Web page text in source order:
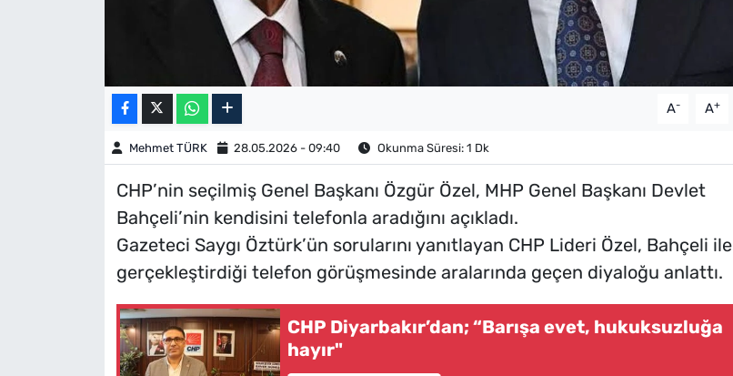
A- A+
Mehmet TÜRK 28.05.2026 - 09:40 Okunma Süresi: 1 Dk
CHP’nin seçilmiş Genel Başkanı Özgür Özel, MHP Genel Başkanı Devlet
Bahçeli’nin kendisini telefonla aradığını açıkladı.
Gazeteci Saygı Öztürk’ün sorularını yanıtlayan CHP Lideri Özel, Bahçeli ile
gerçekleştirdiği telefon görüşmesinde aralarında geçen diyaloğu anlattı.
CHP Diyarbakır’dan; “Barışa evet, hukuksuzluğa
hayır"